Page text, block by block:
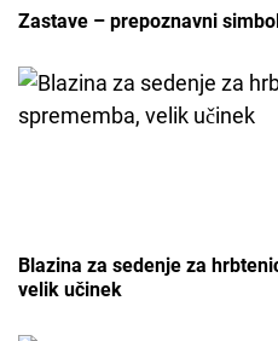
Zastave – prepoznavni
Blazina za sedenje za
velik učinek